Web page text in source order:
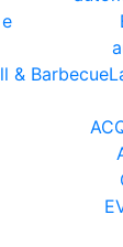
& Barbecue